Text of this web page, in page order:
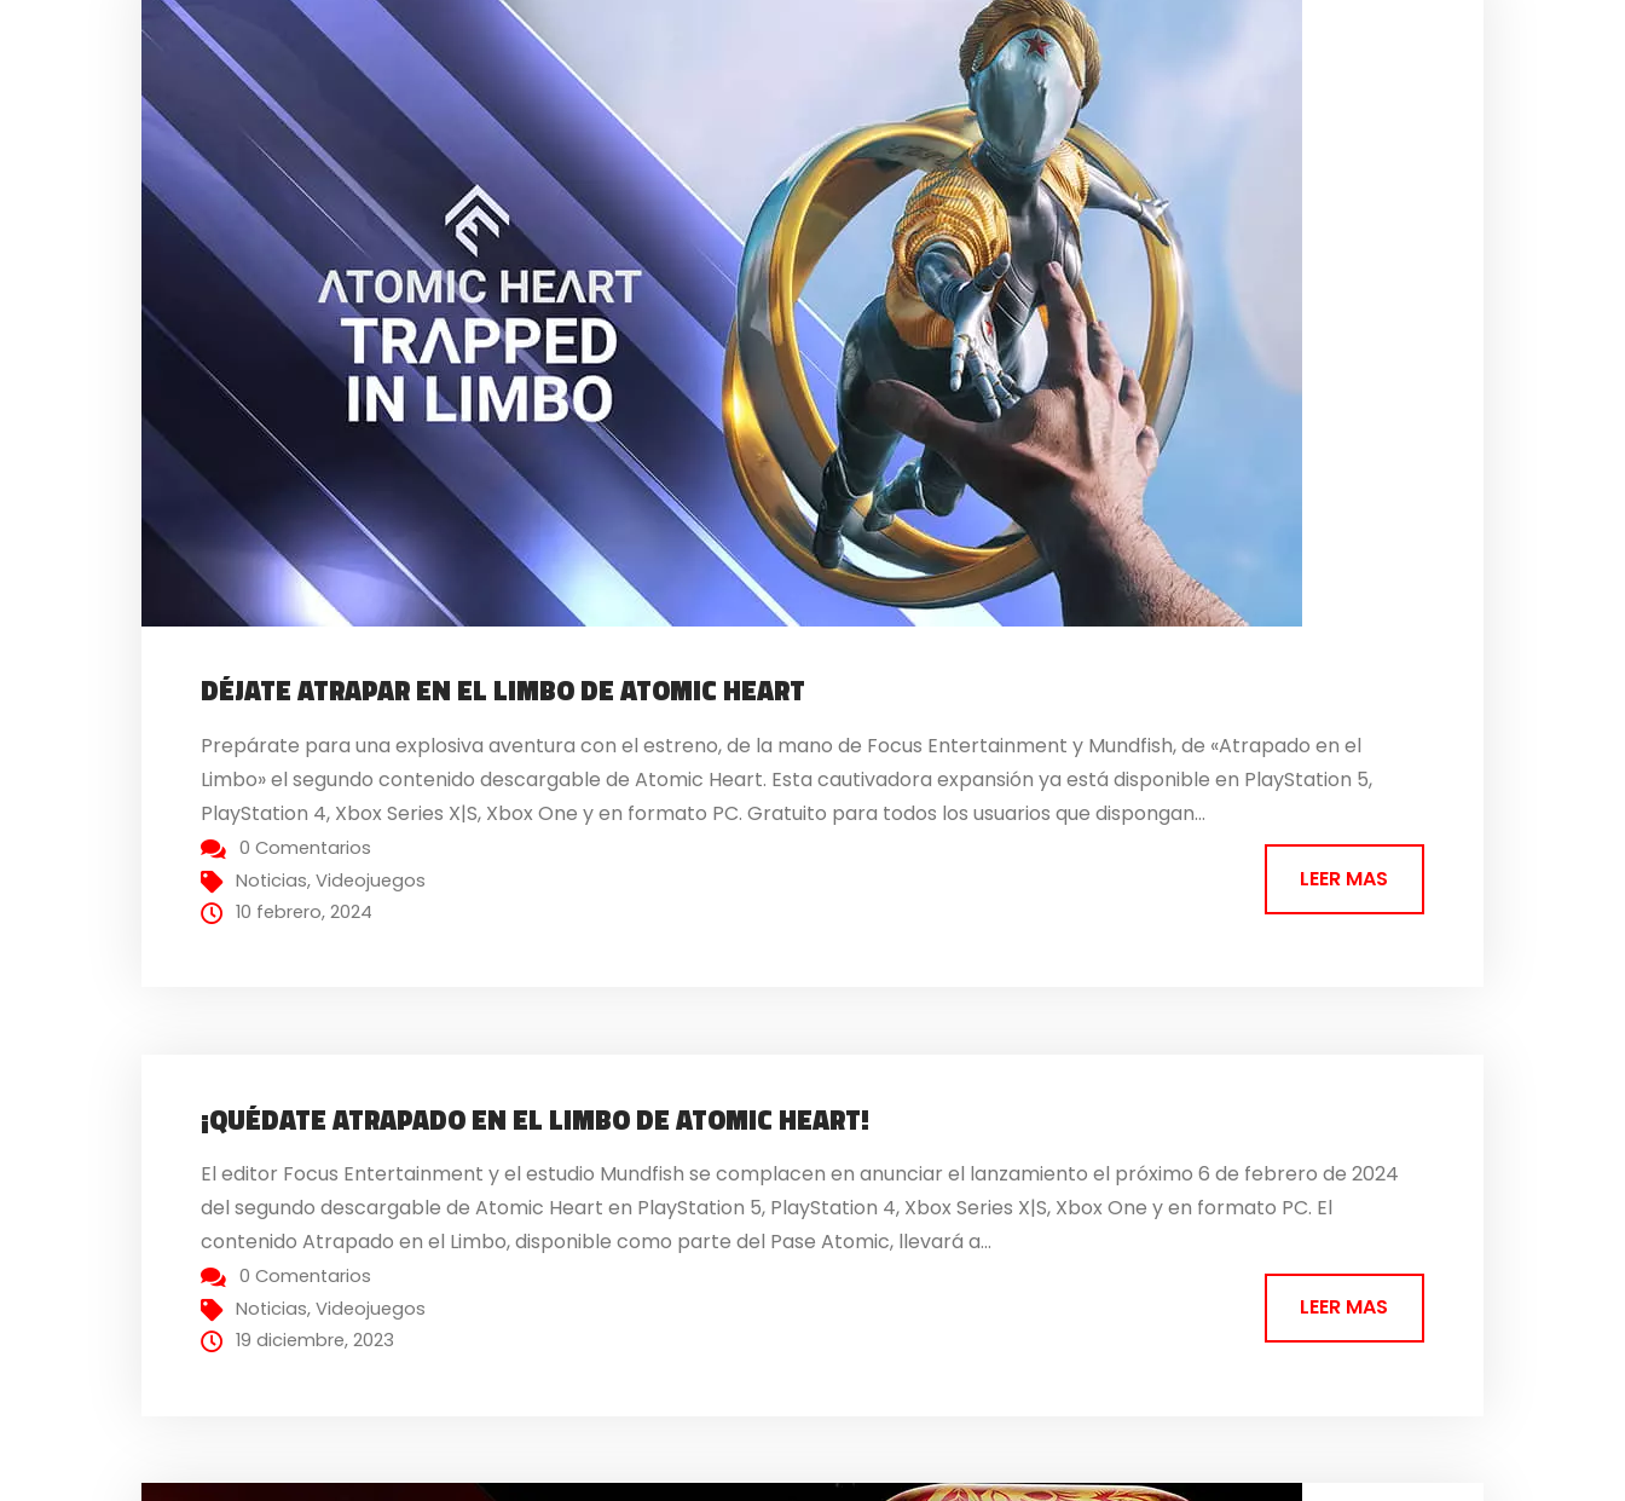
DÉJATE ATRAPAR EN EL LIMBO DE ATOMIC HEART
Prepárate para una explosiva aventura con el estreno, de la mano de Focus Entertainment y Mundfish, de «Atrapado en el
Limbo» el segundo contenido descargable de Atomic Heart. Esta cautivadora expansión ya está disponible en PlayStation 5,
PlayStation 4, Xbox Series X|S, Xbox One y en formato PC. Gratuito para todos los usuarios que dispongan...
0 Comentarios
Noticias,Videojuegos
10 febrero, 2024
LEER MAS
¡QUÉDATE ATRAPADO EN EL LIMBO DE ATOMIC HEART!
El editor Focus Entertainment y el estudio Mundfish se complacen en anunciar el lanzamiento el próximo 6 de febrero de 2024
del segundo descargable de Atomic Heart en PlayStation 5, PlayStation 4, Xbox Series X|S, Xbox One y en formato PC. El
contenido Atrapado en el Limbo, disponible como parte del Pase Atomic, llevará a...
0 Comentarios
Noticias,Videojuegos
19 diciembre, 2023
LEER MAS